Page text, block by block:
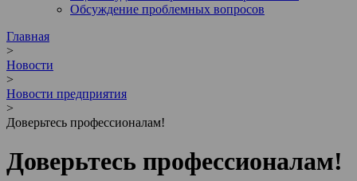
Обсуждение проблемных вопросов
Главная
>
Новости
>
Новости предприятия
>
Доверьтесь профессионалам!
Доверьтесь профессионалам!